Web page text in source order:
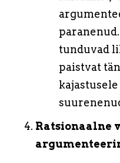
tunduvad
paistvat
Ratsionaalne